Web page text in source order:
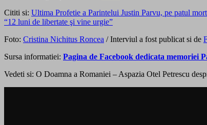
Cititi si: Ultima Profetie a Parintelui Justin Parvu, pe patul
“12 luni de libertate şi vine urgie”
Foto: Cristina Nichitus Roncea / Interviul a fost publicat si de
Sursa informatiei: Pagina de Facebook dedicata memoriei
Vedeti si: O Doamna a Romaniei – Aspazia Otel Petrescu